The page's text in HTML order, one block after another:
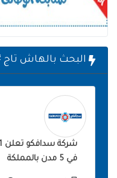
البحث بالهاش
في 5 مدن بالمملكة